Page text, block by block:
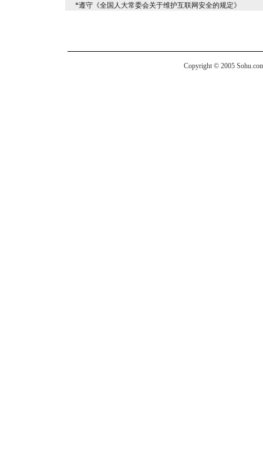
*遵守《全国人大常委会关于维护互联网安全的规定》
Copyright © 2005